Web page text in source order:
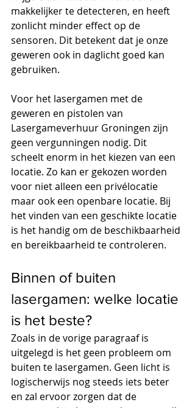
makkelijker te detecteren, en heeft
zonlicht minder effect op de
sensoren. Dit betekent dat je onze
geweren ook in daglicht goed kan
gebruiken.
Voor het lasergamen met de
geweren en pistolen van
Lasergameverhuur Groningen zijn
geen vergunningen nodig. Dit
scheelt enorm in het kiezen van een
locatie. Zo kan er gekozen worden
voor niet alleen een privélocatie
maar ook een openbare locatie. Bij
het vinden van een geschikte locatie
is het handig om de beschikbaarheid
en bereikbaarheid te controleren.
Binnen of buiten
lasergamen: welke locatie
is het beste?
Zoals in de vorige paragraaf is
uitgelegd is het geen probleem om
buiten te lasergamen. Geen licht is
logischerwijs nog steeds iets beter
en zal ervoor zorgen dat de